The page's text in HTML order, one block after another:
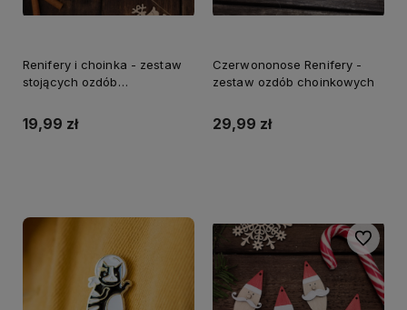
Renifery i choinka - zestaw
stojących ozdób
19,99 zł
Czerwononose Renifery -
zestaw ozdób choinkowych
29,99 zł
Do